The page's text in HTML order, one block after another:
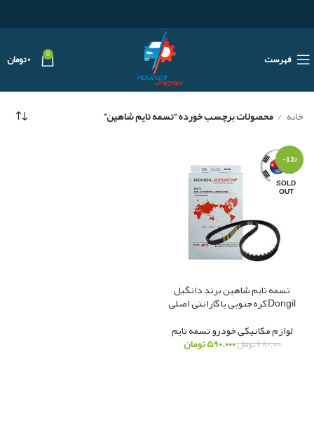
فهرست 0 ۰تومان
خانه محصولات برچسب خورده “تسمه تایم شاهین”
-13%
SOLD
OUT
تسمه تایم شاهین برند دانگیل
Dongil کره جنوبی با گارانتی اصلی
لوازم مکانیکی خودرو,تسمه تایم
۶۸۰.۰۰۰تومان۵۹۰.۰۰۰تومان